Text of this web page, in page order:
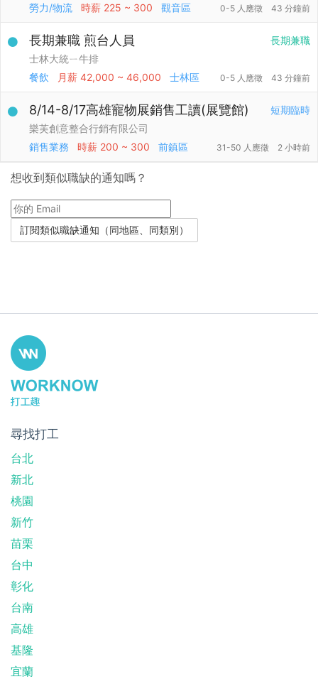
勞力/物流
時薪 225 ~ 300 觀音區 0-5 人應徵 43 分鐘前
長期兼職
長期兼職 煎台人員
士林大統ㄧ牛排
餐飲
月薪 42,000 ~ 46,000 士林區 0-5 人應徵 43 分鐘前
短期臨時
8/14-8/17高雄寵物展銷售工讀(展覽館)
樂芙創意整合行銷有限公司
銷售業務
時薪 200 ~ 300 前鎮區 31-50 人應徵 2 小時前
想收到類似職缺的通知嗎？
尋找打工
台北
新北
桃園
新竹
苗栗
台中
彰化
台南
高雄
基隆
宜蘭